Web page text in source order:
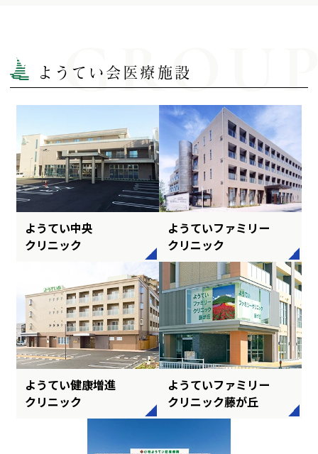
ようてい会医療施設
ようてい中央
クリニック
ようていファミリー
クリニック
ようてい健康増進
クリニック
ようていファミリー
クリニック藤が丘